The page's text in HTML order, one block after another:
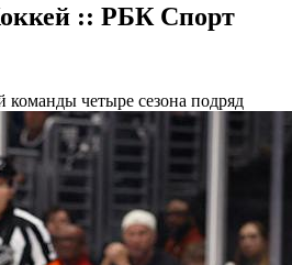
:: РБК Спорт
четыре сезона подряд